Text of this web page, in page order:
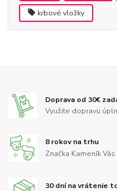
krbové vložky
Doprava od 30€
Využite dopravu
8 rokov na trhu
Značka Kameník
30 dní na vrátenie